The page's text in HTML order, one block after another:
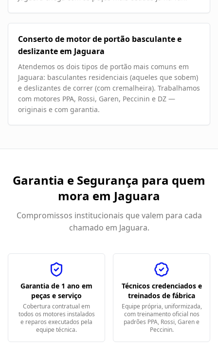
Conserto de motor de portão basculante e
deslizante em Jaguara
Atendemos os dois tipos de portão mais comuns em
Jaguara: basculantes residenciais (aqueles que sobem)
e deslizantes de correr (com cremalheira). Trabalhamos
com motores PPA, Rossi, Garen, Peccinin e DZ —
originais e com garantia.
Garantia e Segurança para quem
mora em Jaguara
Compromissos institucionais que valem para cada
chamado em Jaguara.
Garantia de 1 ano em
peças e serviço
Cobertura contratual em
todos os motores instalados
e reparos executados pela
equipe técnica.
Técnicos credenciados e
treinados de fábrica
Equipe própria, uniformizada,
com treinamento oficial nos
padrões PPA, Rossi, Garen e
Peccinin.